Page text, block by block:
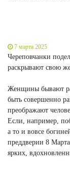
7 марта 2025
Череповчанки
раскрывают свою
Женщины бывают
быть совершенно
преображают
Если, например,
а то и вовсе
преддверии 8
ярких,